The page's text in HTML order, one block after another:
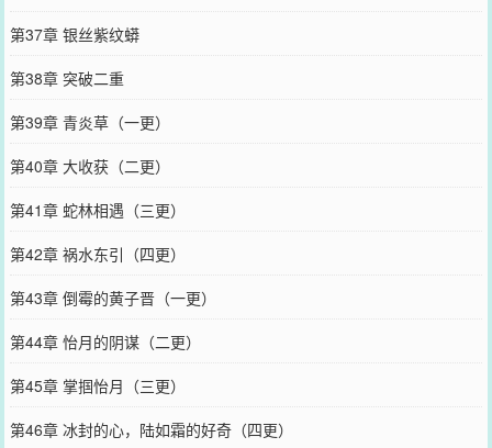
第37章 银丝紫纹蟒
第38章 突破二重
第39章 青炎草（一更）
第40章 大收获（二更）
第41章 蛇林相遇（三更）
第42章 祸水东引（四更）
第43章 倒霉的黄子晋（一更）
第44章 怡月的阴谋（二更）
第45章 掌掴怡月（三更）
第46章 冰封的心，陆如霜的好奇（四更）